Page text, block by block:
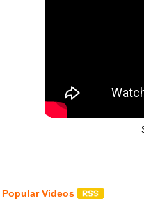
Popular Videos